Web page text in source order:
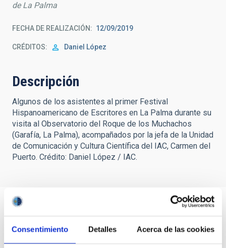
Consentimiento Detalles Acerca de las cookies
de La Palma
FECHA DE REALIZACIÓN 12/09/2019
CRÉDITOS Daniel López
Descripción
Algunos de los asistentes al primer Festival
Hispanoamericano de Escritores en La Palma durante su
visita al Observatorio del Roque de los Muchachos
(Garafía, La Palma), acompañados por la jefa de la Unidad
de Comunicación y Cultura Científica del IAC, Carmen del
Puerto. Crédito: Daniel López / IAC.